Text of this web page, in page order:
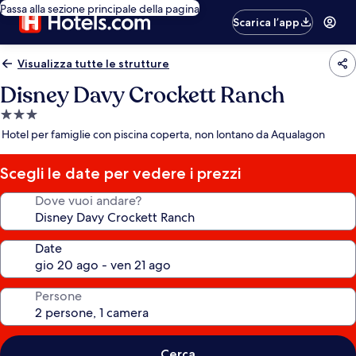
Passa alla sezione principale della pagina
Scarica l’app
Visualizza tutte le strutture
Disney Davy Crockett Ranch
Struttura
a
stelle
Hotel per famiglie con piscina coperta, non lontano da Aqualagon
Scegli le date per vedere i prezzi
Dove vuoi andare?
Date
Persone